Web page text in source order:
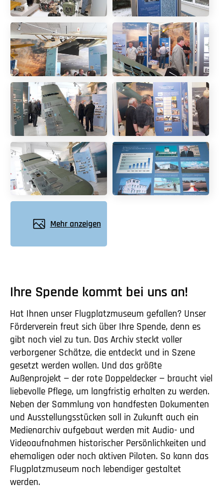
Mehr anzeigen
Ihre Spende kommt bei uns an!
Hat Ihnen unser Flugplatzmuseum gefallen? Unser
Förderverein freut sich über Ihre Spende, denn es
gibt noch viel zu tun. Das Archiv steckt voller
verborgener Schätze, die entdeckt und in Szene
gesetzt werden wollen. Und das größte
Außenprojekt — der rote Doppeldecker — braucht viel
liebevolle Pflege, um langfristig erhalten zu werden.
Neben der Sammlung von handfesten Dokumenten
und Ausstellungsstücken soll in Zukunft auch ein
Medienarchiv aufgebaut werden mit Audio- und
Videoaufnahmen historischer Persönlichkeiten und
ehemaligen oder noch aktiven Piloten. So kann das
Flugplatzmuseum noch lebendiger gestaltet
werden.